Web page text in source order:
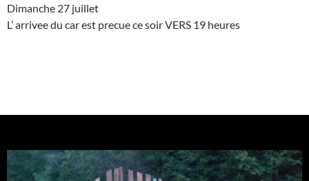
Dimanche 27 juillet
L’ arrivee du car est precue ce soir VERS 19 heures